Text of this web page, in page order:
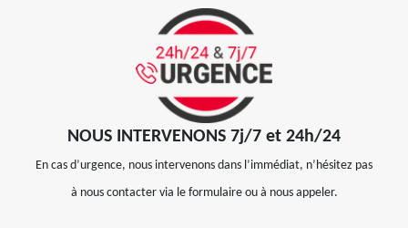
NOUS INTERVENONS 7j/7 et 24h/24
En cas d’urgence, nous intervenons dans l’immédiat, n’hésitez pas
à nous contacter via le formulaire ou à nous appeler.